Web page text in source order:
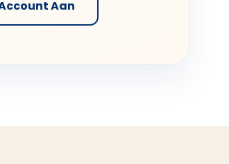
Aan